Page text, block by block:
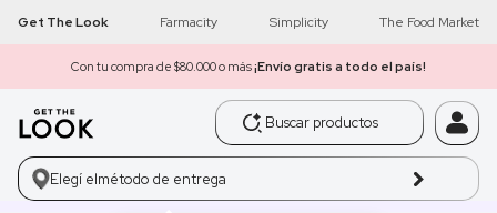
Get The Look Farmacity Simplicity The Food Market
Con tu compra de $80.000 o más¡Envío gratis a todo el país!
Buscar productos
Elegí elmétodo de entrega
get the look
máscara pestañas